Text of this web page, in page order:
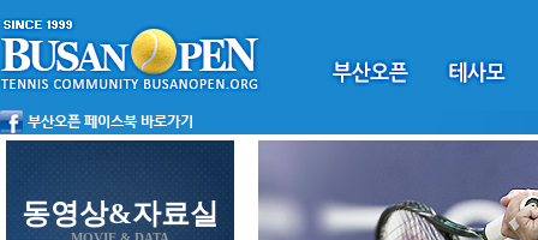
동영상&자료실